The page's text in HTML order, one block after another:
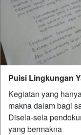
Puisi Lingkungan
Kegiatan yang
makna dalam bagi
Disela-sela
yang bermakna